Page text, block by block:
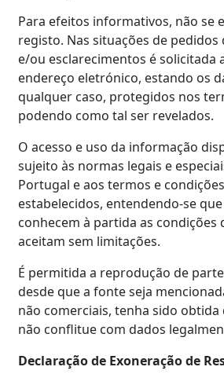
Para efeitos informativos, não se
registo. Nas situações de
e/ou esclarecimentos é solicitada
endereço eletrónico, estando os
qualquer caso, protegidos nos
podendo como tal ser revelados.
O acesso e uso da informação
sujeito às normas legais e
Portugal e aos termos e
estabelecidos, entendendo-se
conhecem à partida as condições
aceitam sem limitações.
É permitida a reprodução de
desde que a fonte seja
não comerciais, tenha sido
não conflitue com dados
​​​​​Declaração de Exoneração de